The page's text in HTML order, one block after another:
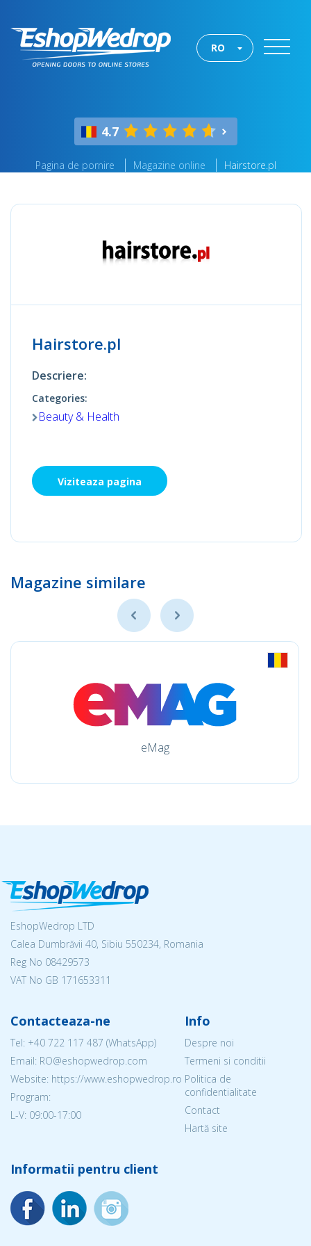
RO
4.7
Pagina de pornire Magazine online Hairstore.pl
Hairstore.pl
Descriere:
Categories:
Beauty & Health
Viziteaza pagina
Magazine similare
eMag
EshopWedrop LTD
Calea Dumbrăvii 40, Sibiu 550234, Romania
Reg No 08429573
VAT No GB 171653311
Contacteaza-ne
Tel: +40 722 117 487 (WhatsApp)
Email: RO@eshopwedrop.com
Website: https://www.eshopwedrop.ro
Program:
L-V: 09:00-17:00
Info
Despre noi
Termeni si conditii
Politica de
confidentialitate
Contact
Hartă site
Informatii pentru client